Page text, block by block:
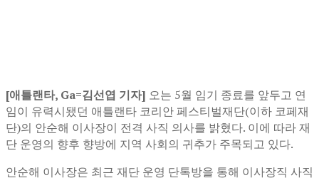
[애틀랜타, Ga=김선엽 기자] 오는 5월 임기 종료를 앞두고 연
임이 유력시됐던 애틀랜타 코리안 페스티벌재단(이하 코페재
단)의 안순해 이사장이 전격 사직 의사를 밝혔다. 이에 따라 재
단 운영의 향후 향방에 지역 사회의 귀추가 주목되고 있다.
안순해 이사장은 최근 재단 운영 단톡방을 통해 이사장직 사직